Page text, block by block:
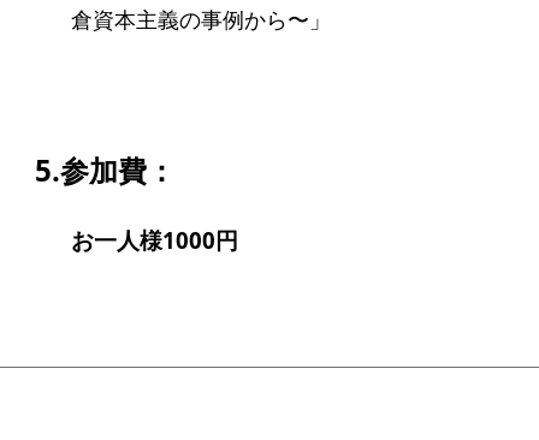
ソーシャルビジネス研究会
会員限定ページ
倉資本主義の事例から〜」
5.参加費：
お一人様1000円